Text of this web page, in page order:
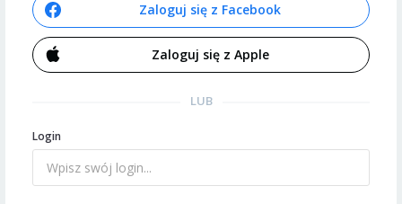
Zaloguj się z Facebook
Zaloguj się z Apple
LUB
Login